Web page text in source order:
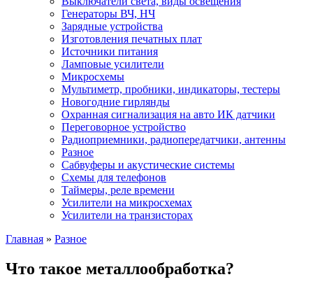
Генераторы ВЧ, НЧ
Зарядные устройства
Изготовления печатных плат
Источники питания
Ламповые усилители
Микросхемы
Мультиметр, пробники, индикаторы, тестеры
Новогодние гирлянды
Охранная сигнализация на авто ИК датчики
Переговорное устройство
Радиоприемники, радиопередатчики, антенны
Разное
Сабвуферы и акустические системы
Схемы для телефонов
Таймеры, реле времени
Усилители на микросхемах
Усилители на транзисторах
Главная » Разное
Что такое металлообработка?